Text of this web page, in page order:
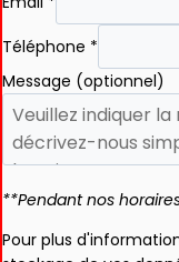
Téléphone *
Message (optionnel)
**Pendant nos
Pour plus